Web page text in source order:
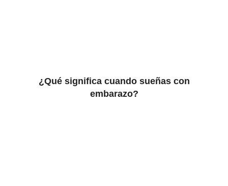
¿Qué significa cuando sueñas con
embarazo?